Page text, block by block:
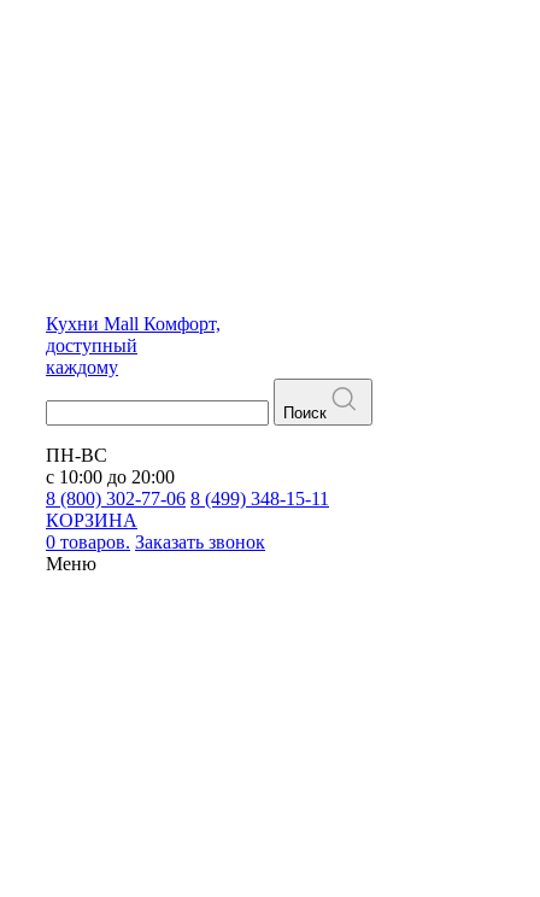
Кухни Mall Комфорт,
доступный
каждому
Поиск
ПН-ВС
с 10:00 до 20:00
8 (800) 302-77-06 8 (499) 348-15-11
КОРЗИНА
0 товаров. Заказать звонок
Меню